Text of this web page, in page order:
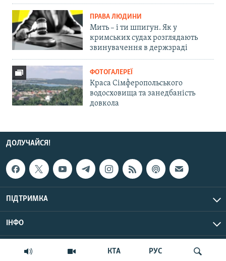
КТА РУС
ПРАВА ЛЮДИНИ
Мить – і ти шпигун. Як у
кримських судах розглядають
звинувачення в держзраді
ФОТОГАЛЕРЕЇ
Краса Сімферопольського
водосховища та занедбаність
довкола
ДОЛУЧАЙСЯ!
ПІДТРИМКА
ІНФО
© Крим.Реалії, 2026 | Усі права застережено.